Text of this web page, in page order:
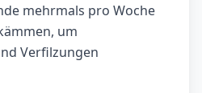
mehrmals pro Woche
um
Verfilzungen